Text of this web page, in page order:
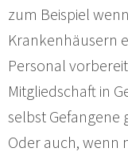
zum Beispiel
Krankenhäusern
Personal
Mitgliedschaft in
selbst Gefangene
Oder auch, wenn